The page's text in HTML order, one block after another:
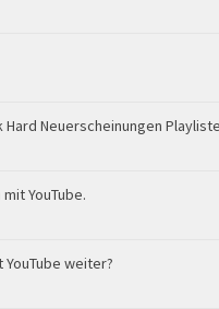
Hard Neuerscheinungen
YouTube.
weiter?